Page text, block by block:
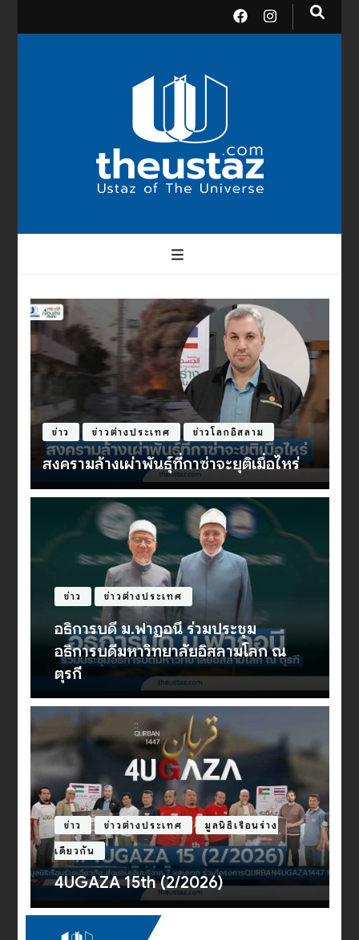
บทความ ประวัติศาสตร์
อีหร่าน : เพื่อนบ้านผู้ซื่อสัตย์หรือภัยคุกคาม
ที่น่ากลัว [Ep.3]
ข่าวต่างประเทศ
อธิการบดี ม.ฟาฏอนี รับเสด็จมกุฎราช
กุมารรัฐเปอร์ลิส-พระชายา พร้อมร่วม
เป็นองค์ปาฐกงาน Perkampungan
Sunnah 11/2026
บทความ ประวัติศาสตร์
อีหร่าน : เพื่อนบ้านผู้ซื่อสัตย์หรือภัย
คุกคามที่น่ากลัว [Ep.2]